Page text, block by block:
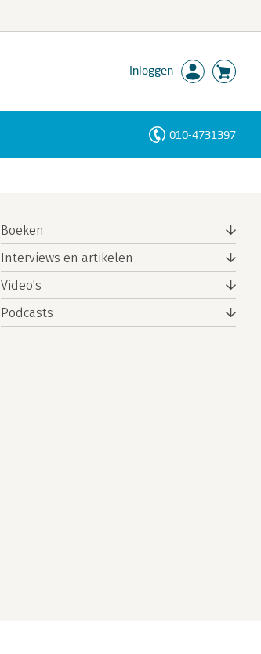
Inloggen
010-4731397
Boeken
Interviews en artikelen
Video's
Podcasts